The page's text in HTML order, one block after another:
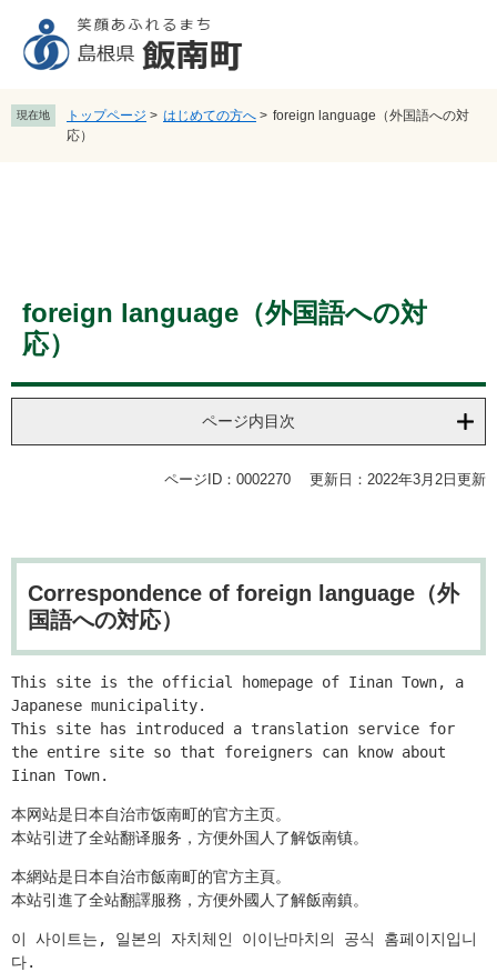
先
頭
を
飛
現在地 トップページ > はじめての方へ > foreign language（外国語への対
応）
はじめての方へ
文foreign language（外国語への対
応）
ページ内目次
ページID：0002270 更新日：2022年3月2日更新
Correspondence of foreign language（外
国語への対応）
This site is the official homepage of Iinan Town, a
Japanese municipality.
This site has introduced a translation service for
the entire site so that foreigners can know about
Iinan Town.
本网站是日本自治市饭南町的官方主页。
本站引进了全站翻译服务，方便外国人了解饭南镇。
本網站是日本自治市飯南町的官方主頁。
本站引進了全站翻譯服務，方便外國人了解飯南鎮。
이 사이트는, 일본의 자치체인 이이난마치의 공식 홈페이지입니
다.